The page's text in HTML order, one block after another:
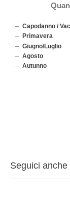
Capodanno /
Primavera
Giugno/Luglio
Agosto
Autunno
Seguici